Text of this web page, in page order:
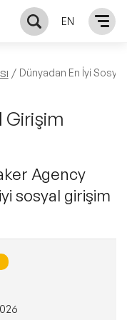
EN
Dünyadan En İyi
Girişim
Agency
sosyal girişim